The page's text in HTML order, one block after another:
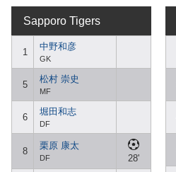
Sapporo Tigers
1
中野和彦
GK
5
松村 崇史
MF
6
堀田和志
DF
8
栗原 康太
DF 28'